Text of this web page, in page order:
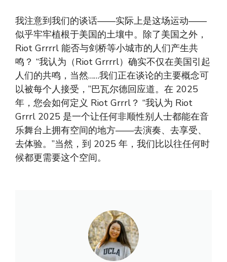
我注意到我们的谈话——实际上是这场运动——
似乎牢牢植根于美国的土壤中。除了美国之外，
Riot Grrrrl 能否与剑桥等小城市的人们产生共
鸣？ “我认为（Riot Grrrrl）确实不仅在美国引起
人们的共鸣，当然……我们正在谈论的主要概念可
以被每个人接受，”巴瓦尔德回应道。在 2025
年，您会如何定义 Riot Grrrl？ “我认为 Riot
Grrrl 2025 是一个让任何非顺性别人士都能在音
乐舞台上拥有空间的地方——去演奏、去享受、
去体验。”当然，到 2025 年，我们比以往任何时
候都更需要这个空间。